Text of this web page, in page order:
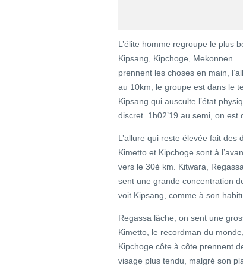
L’élite homme regroupe le plus
Kipsang, Kipchoge,
prennent les choses en main,
au 10km, le groupe est dans le
Kipsang qui ausculte l’état
discret. 1h02’19 au semi, on est
L’allure qui reste élevée fait des
Kimetto et Kipchoge sont à
vers le 30è km. Kitwara,
sent une grande concentration
voit Kipsang, comme à son
Regassa lâche, on sent une
Kimetto, le recordman du
Kipchoge côte à côte prennent
visage plus tendu, malgré son